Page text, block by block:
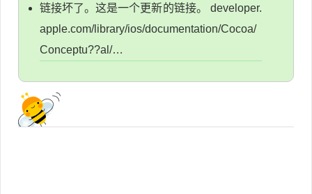
链接坏了。这是一个更新的链接。 developer.
apple.com/library/ios/documentation/Cocoa/
Conceptu??al/…